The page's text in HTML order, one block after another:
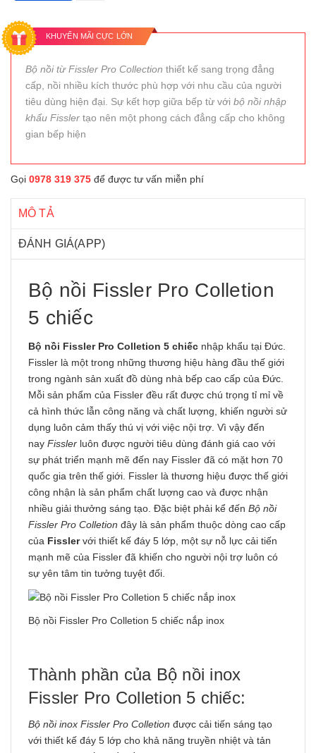
KHUYẾN MÃI CỰC LỚN
Bộ nồi từ Fissler Pro Collection thiết kế sang trọng đẳng
cấp, nồi nhiều kích thước phù hợp với nhu cầu của người
tiêu dùng hiện đại. Sự kết hợp giữa bếp từ với bộ nồi nhập
khẩu Fissler tạo nên một phong cách đẳng cấp cho không
gian bếp hiện
Gọi 0978 319 375 để được tư vấn miễn phí
MÔ TẢ
ĐÁNH GIÁ(APP)
Bộ nồi Fissler Pro Colletion
5 chiếc
Bộ nồi Fissler Pro Colletion 5 chiếc nhập khẩu tại Đức.
Fissler là một trong những thương hiệu hàng đầu thế giới
trong ngành sản xuất đồ dùng nhà bếp cao cấp của Đức.
Mỗi sản phẩm của Fissler đều rất được chú trọng tỉ mỉ về
cả hình thức lẫn công năng và chất lượng, khiến người sử
dụng luôn cảm thấy thú vị với việc nội trợ. Vì vậy đến
nay Fissler luôn được người tiêu dùng đánh giá cao với
sự phát triển mạnh mẽ đến nay Fissler đã có mặt hơn 70
quốc gia trên thế giới. Fissler là thương hiệu được thế giới
công nhận là sản phẩm chất lượng cao và được nhận
nhiều giải thưởng sáng tạo. Đặc biệt phải kể đến Bộ nồi
Fissler Pro Colletion đây là sản phẩm thuộc dòng cao cấp
của Fisslervới thiết kế đáy 5 lớp, một sự nỗ lực cải tiến
mạnh mẽ của Fissler đã khiến cho người nội trợ luôn có
sự yên tâm tin tưởng tuyệt đối.
Bộ nồi Fissler Pro Colletion 5 chiếc nắp inox
Thành phần của Bộ nồi inox
Fissler Pro Colletion 5 chiếc:
Bộ nồi inox Fissler Pro Colletion được cải tiến sáng tạo
với thiết kế đáy 5 lớp cho khả năng truyền nhiệt và tản